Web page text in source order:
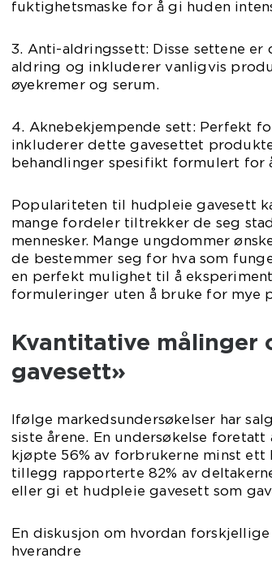
fuktighetsmaske for å gi huden
3. Anti-aldringssett: Disse settene
aldring og inkluderer vanligvis
øyekremer og serum.
4. Aknebekjempende sett: Perfekt
inkluderer dette gavesettet
behandlinger spesifikt formulert for
Populariteten til hudpleie gavesett
mange fordeler tiltrekker de seg
mennesker. Mange ungdommer
de bestemmer seg for hva som
en perfekt mulighet til å
formuleringer uten å bruke for mye
Kvantitative målinger
gavesett»
Ifølge markedsundersøkelser har
siste årene. En undersøkelse
kjøpte 56% av forbrukerne minst
tillegg rapporterte 82% av
eller gi et hudpleie gavesett som
En diskusjon om hvordan
hverandre